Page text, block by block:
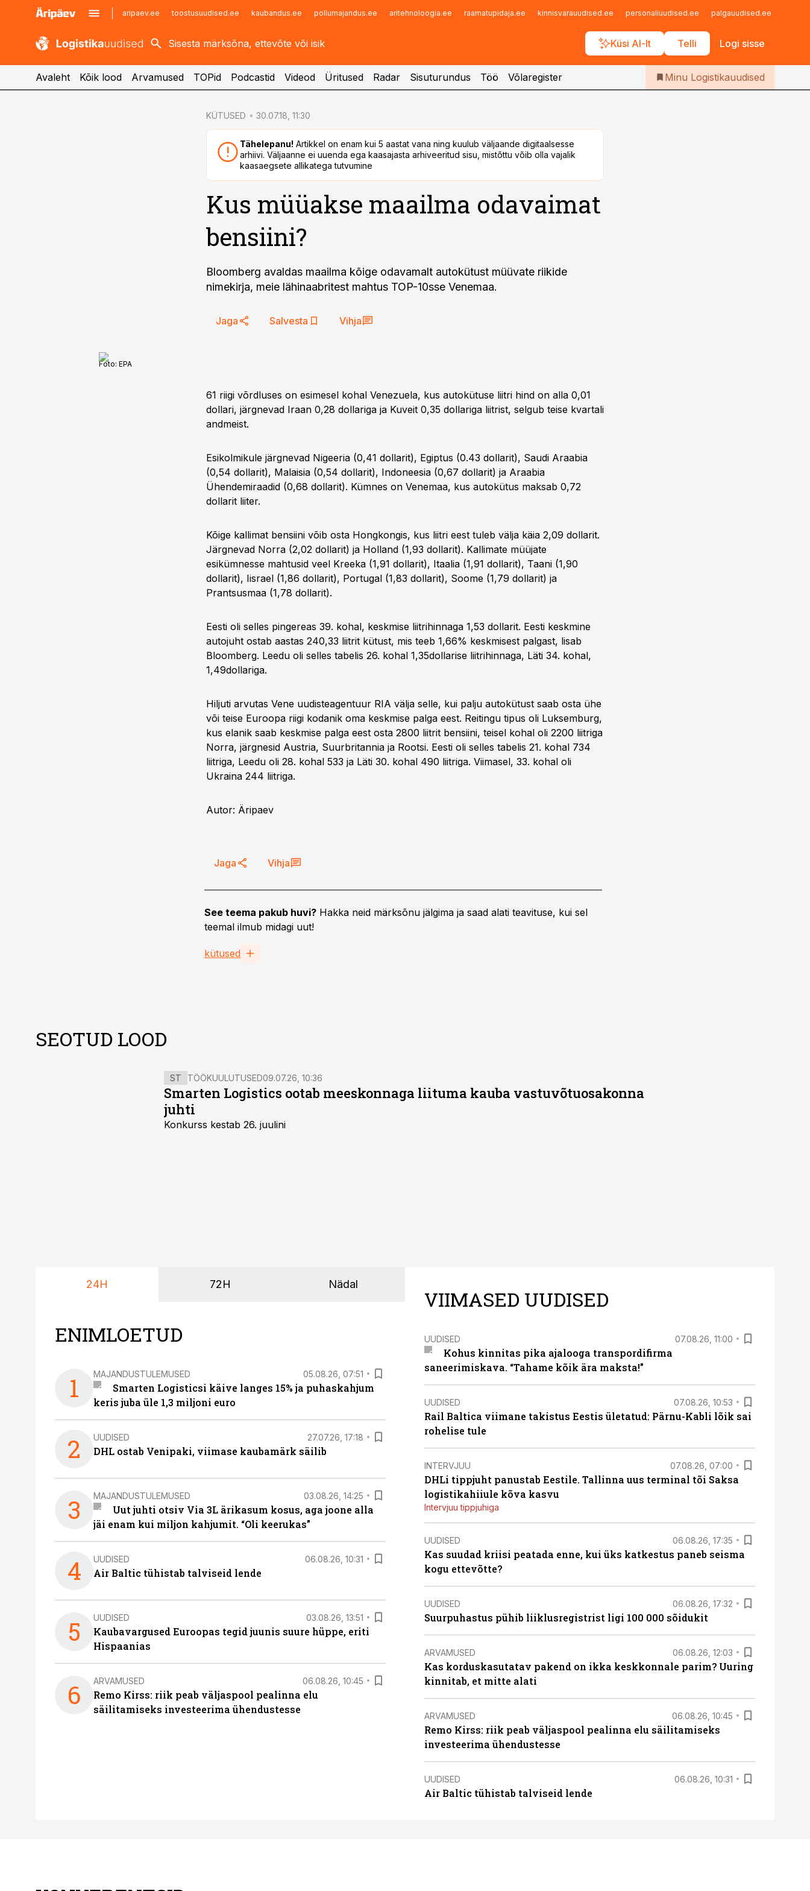
aripaev.ee toostusuudised.ee kaubandus.ee pollumajandus.ee aritehnoloogia.ee raamatupidaja.ee kinnisvarauudised.ee personaliuudised.ee palgauudised.ee
Küsi AI-lt Telli Logi sisse
kaubandus.ee
kinnisvarauudised.ee
imelineajalugu.ee
Infopank
Iseteenindus
Telli Logistikauudised
Avaleht Kõik lood Arvamused TOPid Podcastid Videod Üritused Radar Sisuturundus Töö Võlaregister Minu Logistikauudised
KÜTUSED 30.07.18, 11:30
Tähelepanu! Artikkel on enam kui 5 aastat vana ning kuulub väljaande digitaalsesse
arhiivi. Väljaanne ei uuenda ega kaasajasta arhiveeritud sisu, mistõttu võib olla vajalik
kaasaegsete allikatega tutvumine
Kus müüakse maailma odavaimat
bensiini?
Bloomberg avaldas maailma kõige odavamalt autokütust müüvate riikide
nimekirja, meie lähinaabritest mahtus TOP-10sse Venemaa.
Jaga Salvesta Vihja
Foto: EPA
61 riigi võrdluses on esimesel kohal Venezuela, kus autokütuse liitri hind on alla 0,01
dollari, järgnevad Iraan 0,28 dollariga ja Kuveit 0,35 dollariga liitrist, selgub teise kvartali
andmeist.
Esikolmikule järgnevad Nigeeria (0,41 dollarit), Egiptus (0.43 dollarit), Saudi Araabia
(0,54 dollarit), Malaisia (0,54 dollarit), Indoneesia (0,67 dollarit) ja Araabia
Ühendemiraadid (0,68 dollarit). Kümnes on Venemaa, kus autokütus maksab 0,72
dollarit liiter.
Kõige kallimat bensiini võib osta Hongkongis, kus liitri eest tuleb välja käia 2,09 dollarit.
Järgnevad Norra (2,02 dollarit) ja Holland (1,93 dollarit). Kallimate müüjate
esikümnesse mahtusid veel Kreeka (1,91 dollarit), Itaalia (1,91 dollarit), Taani (1,90
dollarit), Iisrael (1,86 dollarit), Portugal (1,83 dollarit), Soome (1,79 dollarit) ja
Prantsusmaa (1,78 dollarit).
Eesti oli selles pingereas 39. kohal, keskmise liitrihinnaga 1,53 dollarit. Eesti keskmine
autojuht ostab aastas 240,33 liitrit kütust, mis teeb 1,66% keskmisest palgast, lisab
Bloomberg. Leedu oli selles tabelis 26. kohal 1,35dollarise liitrihinnaga, Läti 34. kohal,
1,49dollariga.
Hiljuti arvutas Vene uudisteagentuur RIA välja selle, kui palju autokütust saab osta ühe
või teise Euroopa riigi kodanik oma keskmise palga eest. Reitingu tipus oli Luksemburg,
kus elanik saab keskmise palga eest osta 2800 liitrit bensiini, teisel kohal oli 2200 liitriga
Norra, järgnesid Austria, Suurbritannia ja Rootsi. Eesti oli selles tabelis 21. kohal 734
liitriga, Leedu oli 28. kohal 533 ja Läti 30. kohal 490 liitriga. Viimasel, 33. kohal oli
Ukraina 244 liitriga.
Autor: Äripaev
Jaga Vihja
See teema pakub huvi? Hakka neid märksõnu jälgima ja saad alati teavituse, kui sel
teemal ilmub midagi uut!
kütused
SEOTUD LOOD
ST TÖÖKUULUTUSED09.07.26, 10:36
Smarten Logistics ootab meeskonnaga liituma kauba vastuvõtuosakonna
juhti
Konkurss kestab 26. juulini
24H 72H Nädal
ENIMLOETUD
1 MAJANDUSTULEMUSED 05.08.26, 07:51
Smarten Logisticsi käive langes 15% ja puhaskahjum
keris juba üle 1,3 miljoni euro
2 UUDISED 27.07.26, 17:18
DHL ostab Venipaki, viimase kaubamärk säilib
3 MAJANDUSTULEMUSED 03.08.26, 14:25
Uut juhti otsiv Via 3L ärikasum kosus, aga joone alla
jäi enam kui miljon kahjumit. “Oli keerukas”
4 UUDISED 06.08.26, 10:31
Air Baltic tühistab talviseid lende
5 UUDISED 03.08.26, 13:51
Kaubavargused Euroopas tegid juunis suure hüppe, eriti
Hispaanias
6 ARVAMUSED 06.08.26, 10:45
Remo Kirss: riik peab väljaspool pealinna elu
säilitamiseks investeerima ühendustesse
VIIMASED UUDISED
UUDISED 07.08.26, 11:00
Kohus kinnitas pika ajalooga transpordifirma
saneerimiskava. “Tahame kõik ära maksta!”
UUDISED 07.08.26, 10:53
Rail Baltica viimane takistus Eestis ületatud: Pärnu-Kabli lõik sai
rohelise tule
INTERVJUU 07.08.26, 07:00
DHLi tippjuht panustab Eestile. Tallinna uus terminal tõi Saksa
logistikahiiule kõva kasvu
Intervjuu tippjuhiga
UUDISED 06.08.26, 17:35
Kas suudad kriisi peatada enne, kui üks katkestus paneb seisma
kogu ettevõtte?
UUDISED 06.08.26, 17:32
Suurpuhastus pühib liiklusregistrist ligi 100 000 sõidukit
ARVAMUSED 06.08.26, 12:03
Kas korduskasutatav pakend on ikka keskkonnale parim? Uuring
kinnitab, et mitte alati
ARVAMUSED 06.08.26, 10:45
Remo Kirss: riik peab väljaspool pealinna elu säilitamiseks
investeerima ühendustesse
UUDISED 06.08.26, 10:31
Air Baltic tühistab talviseid lende